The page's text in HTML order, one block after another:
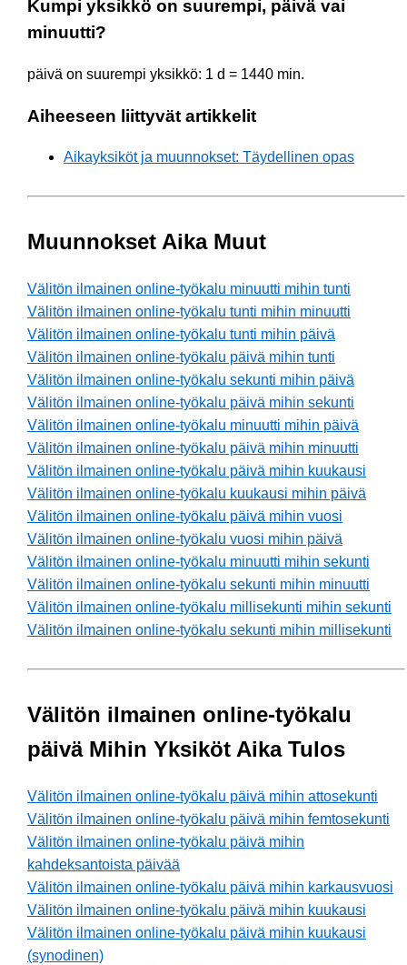
Kumpi yksikkö on suurempi, päivä vai
minuutti?
päivä on suurempi yksikkö: 1 d = 1440 min.
Aiheeseen liittyvät artikkelit
Aikayksiköt ja muunnokset: Täydellinen opas
Muunnokset Aika Muut
Välitön ilmainen online-työkalu minuutti mihin tunti
Välitön ilmainen online-työkalu tunti mihin minuutti
Välitön ilmainen online-työkalu tunti mihin päivä
Välitön ilmainen online-työkalu päivä mihin tunti
Välitön ilmainen online-työkalu sekunti mihin päivä
Välitön ilmainen online-työkalu päivä mihin sekunti
Välitön ilmainen online-työkalu minuutti mihin päivä
Välitön ilmainen online-työkalu päivä mihin minuutti
Välitön ilmainen online-työkalu päivä mihin kuukausi
Välitön ilmainen online-työkalu kuukausi mihin päivä
Välitön ilmainen online-työkalu päivä mihin vuosi
Välitön ilmainen online-työkalu vuosi mihin päivä
Välitön ilmainen online-työkalu minuutti mihin sekunti
Välitön ilmainen online-työkalu sekunti mihin minuutti
Välitön ilmainen online-työkalu millisekunti mihin sekunti
Välitön ilmainen online-työkalu sekunti mihin millisekunti
Välitön ilmainen online-työkalu
päivä Mihin Yksiköt Aika Tulos
Välitön ilmainen online-työkalu päivä mihin attosekunti
Välitön ilmainen online-työkalu päivä mihin femtosekunti
Välitön ilmainen online-työkalu päivä mihin
kahdeksantoista päivää
Välitön ilmainen online-työkalu päivä mihin karkausvuosi
Välitön ilmainen online-työkalu päivä mihin kuukausi
Välitön ilmainen online-työkalu päivä mihin kuukausi
(synodinen)